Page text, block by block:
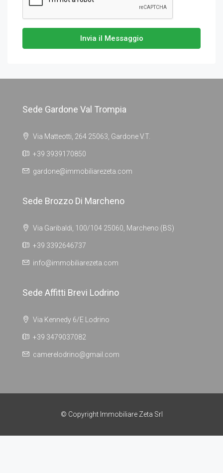
Invia il Messaggio
Sede Gardone Val Trompia
Via Matteotti, 264 25063, Gardone V.T.
+39 3939170850
gardone@immobiliarezeta.com
Sede Brozzo Di Marcheno
Via Garibaldi, 100/104 25060, Marcheno (BS)
+39 3392646737
info@immobiliarezeta.com
Sede Affitti Brevi Lodrino
Via Kennedy 6/E Lodrino
+39 3479037082
camerelodrino@gmail.com
© Copyright Immobiliare Zeta Srl